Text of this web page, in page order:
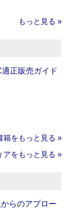
もっと見る »
適正販売ガイド
籍をもっと見る »
アをもっと見る »
らのアプロー